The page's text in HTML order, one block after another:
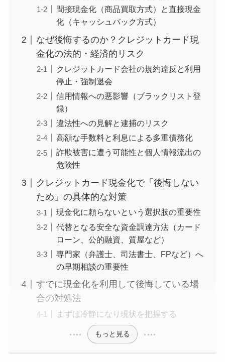
間接現金化（商品買取方式）と直接現金
化（キャッシュバック方式）
なぜ後悔するのか？クレジットカード現
金化の法的・経済的リスク
クレジットカード会社の規約違反と利用
停止・強制退会
信用情報への悪影響（ブラックリスト登
録）
違法性への見解と逮捕のリスク
高額な手数料と利息による多重債務化
詐欺被害に遭う可能性と個人情報流出の
危険性
クレジットカード現金化で「後悔しない
ため」の具体的な対策
現金化に頼らないという選択肢の重要性
代替となる安全な資金調達方法（カード
ローン、公的融資、質屋など）
専門家（弁護士、司法書士、FPなど）へ
の早期相談の重要性
すでに現金化を利用して後悔している場
合の対処法
まずは冷静になり現状を把握する
もっと見る